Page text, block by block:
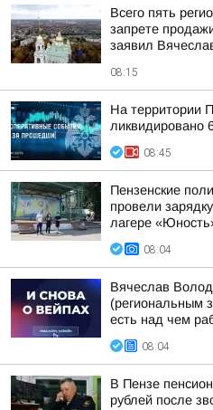
Всего пять
запрете
заявил
08:15
На территории
ликвидировано
08:45
Пензенские
провели
лагере
08:04
Вячеслав
(региональным
есть над чем
08:04
В Пензе
рублей после